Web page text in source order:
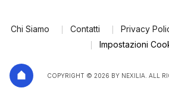
Chi Siamo Contatti Privacy
Impostazioni
COPYRIGHT © 2026 BY NEXILIA. ALL